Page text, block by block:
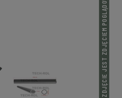
ZDJĘCIE JEST ZDJĘCIEM POGLĄDOWYM